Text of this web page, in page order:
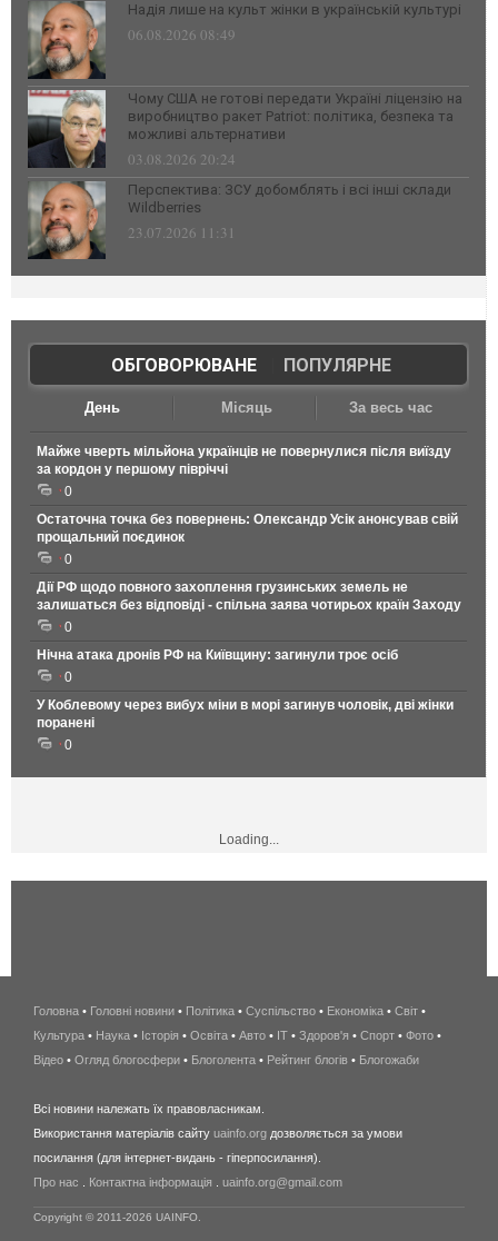
Надія лише на культ жінки в українській культурі
06.08.2026 08:49
Чому США не готові передати Україні ліцензію на
виробництво ракет Patriot: політика, безпека та
можливі альтернативи
03.08.2026 20:24
Перспектива: ЗСУ добомблять і всі інші склади
Wildberries
23.07.2026 11:31
ОБГОВОРЮВАНЕ| ПОПУЛЯРНЕ
День Місяць За весь час
Майже чверть мільйона українців не повернулися після виїзду
за кордон у першому півріччі
0
Остаточна точка без повернень: Олександр Усік анонсував свій
прощальний поєдинок
0
Дії РФ щодо повного захоплення грузинських земель не
залишаться без відповіді - спільна заява чотирьох країн Заходу
0
Нічна атака дронів РФ на Київщину: загинули троє осіб
0
У Коблевому через вибух міни в морі загинув чоловік, дві жінки
поранені
0
Loading...
беспроводной
интернет
киев
wimax
в
Головна • Головні новини • Політика • Суспільство • Економіка • Світ •
Культура • Наука • Історія • Освіта • Авто • IT • Здоров'я • Спорт • Фото •
Відео • Огляд блогосфери • Блоголента • Рейтинг блогів • Блогожаби
Всі новини належать їх правовласникам.
Використання матеріалів сайту uainfo.org дозволяється за умови
посилання (для інтернет-видань - гіперпосилання).
Про нас
Контактна інформація uainfo.org@gmail.com
Copyright © 2011-2026 UAINFO.